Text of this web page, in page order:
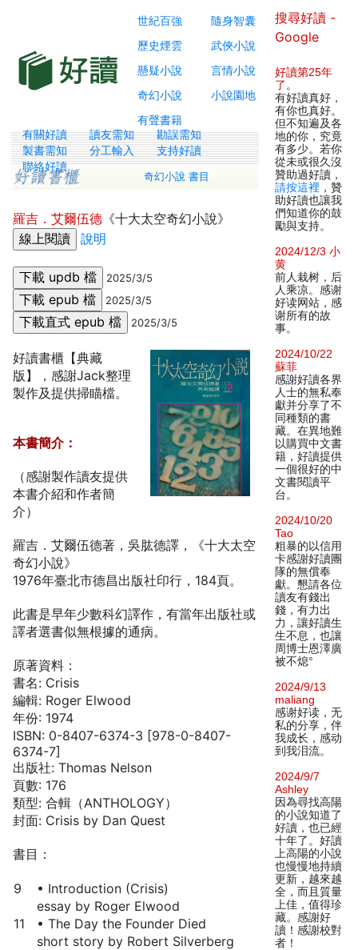
世紀百強
隨身智囊
歷史煙雲
武俠小說
懸疑小說
言情小說
奇幻小說
小說園地
有聲書籍
有關好讀 讀友需知
勘誤需知
製書需知
分工輸入
支持好讀
聯絡好讀
奇幻小說 書目
羅吉．艾爾伍德 《十大太空奇幻小說》
說明
2025/3/5
2025/3/5
2025/3/5
好讀書櫃【典藏
版】，感謝Jack整理
製作及提供掃瞄檔。
本書簡介：
（感謝製作讀友提供
本書介紹和作者簡
介）
羅吉．艾爾伍德著，吳肱德譯，《十大太空
奇幻小說》
1976年臺北市德昌出版社印行，184頁。
此書是早年少數科幻譯作，有當年出版社或
譯者選書似無根據的通病。
原著資料：
書名: Crisis
編輯: Roger Elwood
年份: 1974
ISBN: 0-8407-6374-3 [978-0-8407-
6374-7]
出版社: Thomas Nelson
頁數: 176
類型: 合輯（ANTHOLOGY）
封面: Crisis by Dan Quest
書目：
9
• Introduction (Crisis)
essay by Roger Elwood
11
• The Day the Founder Died
short story by Robert Silverberg
搜尋好讀 -
Google
好讀第25年
了 。
有好讀真好，
有你也真好。
但不知遍及各
地的你，究竟
有多少。若你
從未或很久沒
贊助過好讀，
請按這裡 ，贊
助好讀也讓我
們知道你的鼓
勵與支持。
2024/12/3 小
黄
前人栽树，后
人乘凉。感谢
好读网站，感
谢所有的故
事。
2024/10/22
蘇菲
感謝好讀各界
人士的無私奉
獻并分享了不
同種類的書
藏。在異地難
以購買中文書
籍，好讀提供
一個很好的中
文書閱讀平
台。
2024/10/20
Tao
粗暴的以信用
卡感謝好讀團
隊的無償奉
獻。懇請各位
讀友有錢出
錢，有力出
力，讓好讀生
生不息，也讓
周博士恩澤廣
被不熄°
2024/9/13
maliang
感谢好读，无
私的分享，伴
我成长，感动
到我泪流。
2024/9/7
Ashley
因為尋找高陽
的小說知道了
好讀，也已經
十年了。好讀
上高陽的小說
也慢慢地持續
更新，越來越
全，而且質量
上佳，值得珍
藏。感謝好
讀！感謝校對
者！